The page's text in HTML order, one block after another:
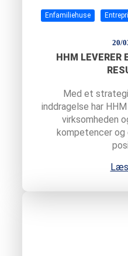
Enfamiliehuse
20/
HHM LEVERER
Med et
inddragelse har
virksomheden
kompetencer og